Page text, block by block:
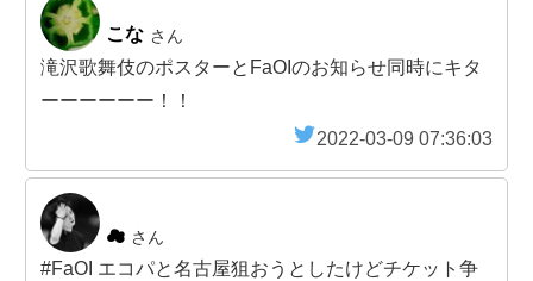
こな さん
滝沢歌舞伎のポスターとFaOIのお知らせ同時にキタ
ーーーーーー！！
2022-03-09 07:36:03
☁ さん
#FaOI エコパと名古屋狙おうとしたけどチケット争